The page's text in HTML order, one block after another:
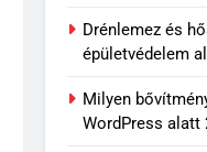
Drénlemez és
épületvédelem
Milyen
WordPress alatt
8